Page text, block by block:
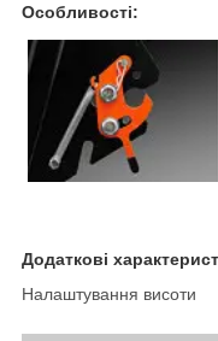
Особливості:
Додаткові
Налаштування висоти